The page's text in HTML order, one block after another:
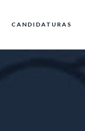
CANDIDATURAS